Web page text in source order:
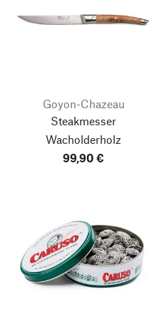
Goyon-Chazeau
Steakmesser
Wacholderholz
99,90 €